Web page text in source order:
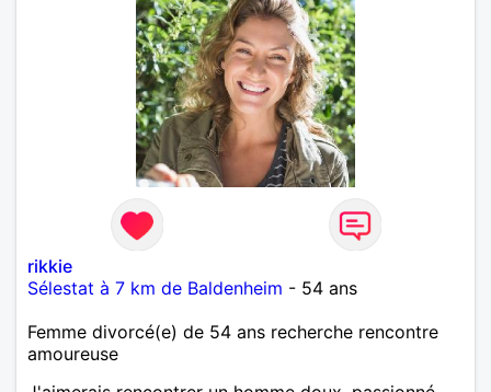
rikkie
Sélestat à 7 km de Baldenheim - 54 ans
Femme divorcé(e) de 54 ans recherche rencontre
amoureuse